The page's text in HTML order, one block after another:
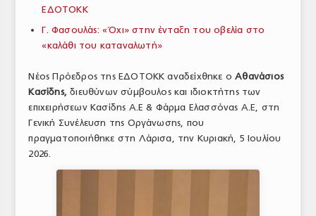
ΕΞΟΠΛΙΣΜΟΣ
ΥΠΗΡΕΣΙΕΣ
ΕΜΠΟΡΙΚΟΙ ΑΝΤΙΠΡΟΣΩΠΟΙ
ΕΔΟΤΟΚΚ
Γ. Φασουλάς: «Όχι» στην ένταξη του οβελία στο
«καλάθι του καταναλωτή»
Νέος Πρόεδρος της ΕΔΟΤΟΚΚ αναδείχθηκε οΑθανάσιος
Κασίδης, διευθύνων σύμβουλος και ιδιοκτήτης των
επιχειρήσεων Κασίδης Α.Ε & Φάρμα Ελασσόνας Α.Ε, στη
Γενική Συνέλευση της Οργάνωσης, που
πραγματοποιήθηκε στη Λάρισα, την Κυριακή, 5 Ιουλίου
2026.